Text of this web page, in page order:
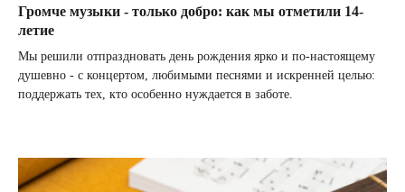
Громче музыки - только добро: как мы отметили 14-
летие
Мы решили отпраздновать день рождения ярко и по-настоящему
душевно - с концертом, любимыми песнями и искренней целью:
поддержать тех, кто особенно нуждается в заботе.